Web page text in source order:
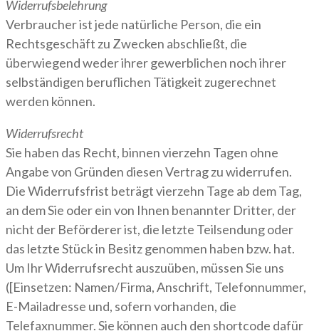
Widerrufsbelehrung
Verbraucher ist jede natürliche Person, die ein
Rechtsgeschäft zu Zwecken abschließt, die
überwiegend weder ihrer gewerblichen noch ihrer
selbständigen beruflichen Tätigkeit zugerechnet
werden können.
Widerrufsrecht
Sie haben das Recht, binnen vierzehn Tagen ohne
Angabe von Gründen diesen Vertrag zu widerrufen.
Die Widerrufsfrist beträgt vierzehn Tage ab dem Tag,
an dem Sie oder ein von Ihnen benannter Dritter, der
nicht der Beförderer ist, die letzte Teilsendung oder
das letzte Stück in Besitz genommen haben bzw. hat.
Um Ihr Widerrufsrecht auszuüben, müssen Sie uns
([Einsetzen: Namen/Firma, Anschrift, Telefonnummer,
E-Mailadresse und, sofern vorhanden, die
Telefaxnummer. Sie können auch den shortcode dafür